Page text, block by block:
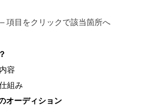
– 項目をクリックで該当箇所へ
容
組み
オーディション